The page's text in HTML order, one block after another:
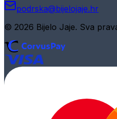
podrska@bijelojaje.hr
© 2026 Bijelo Jaje. Sva